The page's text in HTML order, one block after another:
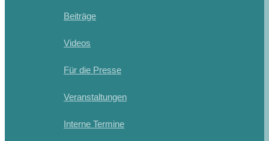
Beiträge
Videos
Für die Presse
Veranstaltungen
Interne Termine